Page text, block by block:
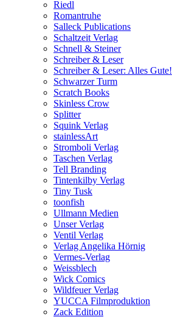
Riedl
Romantruhe
Salleck Publications
Schaltzeit Verlag
Schnell & Steiner
Schreiber & Leser
Schreiber & Leser: Alles Gute!
Schwarzer Turm
Scratch Books
Skinless Crow
Splitter
Squink Verlag
stainlessArt
Stromboli Verlag
Taschen Verlag
Tell Branding
Tintenkilby Verlag
Tiny Tusk
toonfish
Ullmann Medien
Unser Verlag
Ventil Verlag
Verlag Angelika Hörnig
Vermes-Verlag
Weissblech
Wick Comics
Wildfeuer Verlag
YUCCA Filmproduktion
Zack Edition